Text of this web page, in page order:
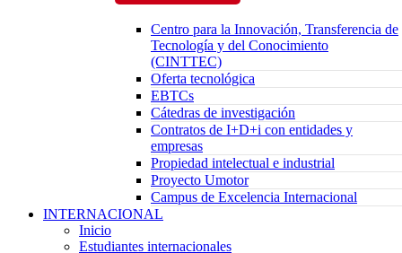
Centro para la Innovación, Transferencia de
Tecnología y del Conocimiento
(CINTTEC)
Oferta tecnológica
EBTCs
Cátedras de investigación
Contratos de I+D+i con entidades y
empresas
Propiedad intelectual e industrial
Proyecto Umotor
Campus de Excelencia Internacional
INTERNACIONAL
Inicio
Estudiantes internacionales